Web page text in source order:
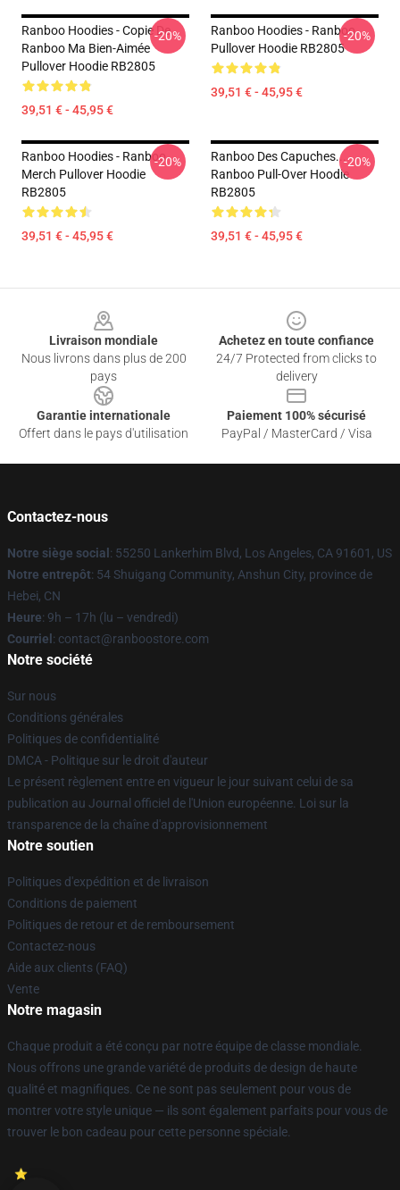
Ranboo Hoodies - Copie De
Ranboo Ma Bien-Aimée
Pullover Hoodie RB2805
39,51 € - 45,95 €
-20%
Ranboo Hoodies - Ranboo
Pullover Hoodie RB2805
39,51 € - 45,95 €
-20%
Ranboo Hoodies - Ranboo
Merch Pullover Hoodie
RB2805
39,51 € - 45,95 €
-20%
Ranboo Des Capuches...
Ranboo Pull-Over Hoodie
RB2805
39,51 € - 45,95 €
-20%
Livraison mondiale
Nous livrons dans plus de 200
pays
Achetez en toute confiance
24/7 Protected from clicks to
delivery
Garantie internationale
Offert dans le pays d'utilisation
Paiement 100% sécurisé
PayPal / MasterCard / Visa
Contactez-nous
Notre siège social : 55250 Lankerhim Blvd, Los Angeles, CA 91601, US
Notre entrepôt: 54 Shuigang Community, Anshun City, province de
Hebei, CN
Heure: 9h – 17h (lu – vendredi)
Courriel : contact@ranboostore.com
Notre société
Sur nous
Conditions générales
Politiques de confidentialité
DMCA - Politique sur le droit d'auteur
Le présent règlement entre en vigueur le jour suivant celui de sa
publication au Journal officiel de l'Union européenne. Loi sur la
transparence de la chaîne d'approvisionnement
Notre soutien
Politiques d'expédition et de livraison
Conditions de paiement
Politiques de retour et de remboursement
Contactez-nous
Aide aux clients (FAQ)
Vente
Notre magasin
Chaque produit a été conçu par notre équipe de classe mondiale.
Nous offrons une grande variété de produits de design de haute
qualité et magnifiques. Ce ne sont pas seulement pour vous de
montrer votre style unique — ils sont également parfaits pour vous de
trouver le bon cadeau pour cette personne spéciale.